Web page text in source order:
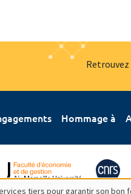
Hommage à
tiers pour garantir son